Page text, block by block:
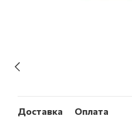
Доставка Оплата